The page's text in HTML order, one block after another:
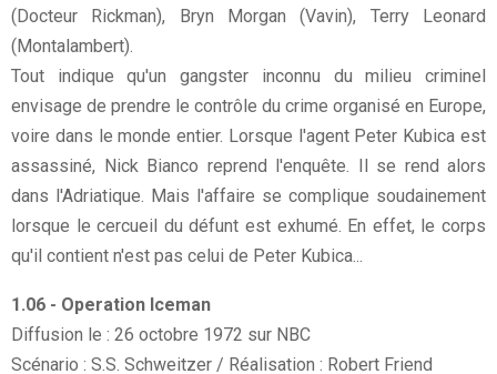
(Docteur Rickman), Bryn Morgan (Vavin), Terry Leonard
(Montalambert).
Tout indique qu'un gangster inconnu du milieu criminel
envisage de prendre le contrôle du crime organisé en Europe,
voire dans le monde entier. Lorsque l'agent Peter Kubica est
assassiné, Nick Bianco reprend l'enquête. Il se rend alors
dans l'Adriatique. Mais l'affaire se complique soudainement
lorsque le cercueil du défunt est exhumé. En effet, le corps
qu'il contient n'est pas celui de Peter Kubica...
1.06 - Operation Iceman
Diffusion le : 26 octobre 1972 sur NBC
Scénario : S.S. Schweitzer / Réalisation : Robert Friend